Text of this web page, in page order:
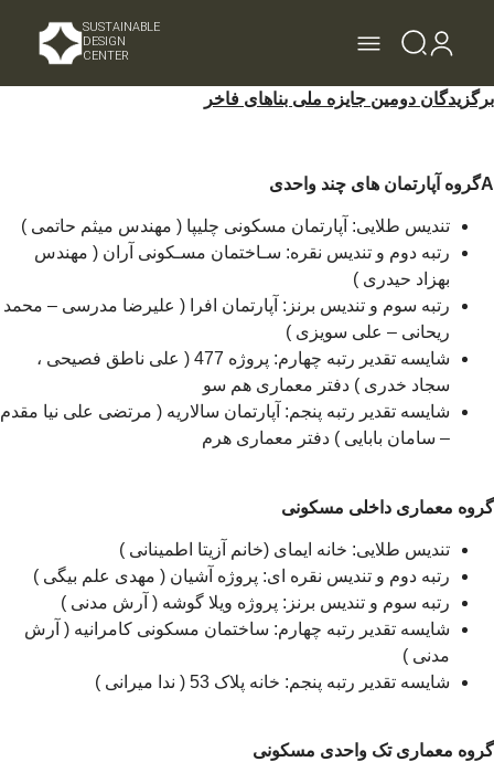
SUSTAINABLE
DESIGN
CENTER
برگزیدگان دومین جایزه ملی بناهای فاخر
Aگروه آپارتمان های چند واحدی
تندیس طلایی: آپارتمان مسکونی چلیپا ( مهندس میثم حاتمی )
رتبه دوم و تندیس نقره: سـاختمان مسـکونی آران ( مهندس
بهزاد حیدری )
رتبه سوم و تندیس برنز: آپارتمان افرا ( علیرضا مدرسی – محمد
ریحانی – علی سویزی )
شایسه تقدیر رتبه چهارم: پروژه 477 ( علی ناطق فصیحی ،
سجاد خدری ) دفتر معماری هم سو
شایسه تقدیر رتبه پنجم: آپارتمان سالاریه ( مرتضی علی نیا مقدم
– سامان بابایی ) دفتر معماری هرم
گروه معماری داخلی مسکونی
تندیس طلایی: خانه ایمای (خانم آزیتا اطمینانی )
رتبه دوم و تندیس نقره ای: پروژه آشیان ( مهدی علم بیگی )
رتبه سوم و تندیس برنز: پروژه ویلا گوشه ( آرش مدنی )
شایسه تقدیر رتبه چهارم: ساختمان مسکونی کامرانیه ( آرش
مدنی )
شایسه تقدیر رتبه پنجم: خانه پلاک 53 ( ندا میرانی )
گروه معماری تک واحدی مسکونی